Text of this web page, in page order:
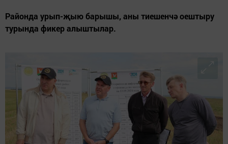
Районда урып-җыю барышы, аны тиешенчә оештыру
турында фикер алыштылар.